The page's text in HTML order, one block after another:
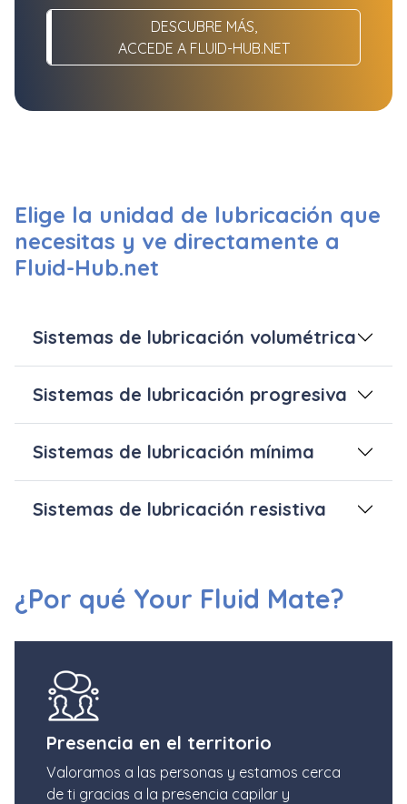
DESCUBRE MÁS,
ACCEDE A FLUID-HUB.NET
Elige la unidad de lubricación que
necesitas y ve directamente a
Fluid-Hub.net
Sistemas de lubricación volumétrica
Sistemas de lubricación progresiva
Sistemas de lubricación mínima
Sistemas de lubricación resistiva
¿Por qué Your Fluid Mate?
Presencia en el territorio
Valoramos a las personas y estamos cerca
de ti gracias a la presencia capilar y